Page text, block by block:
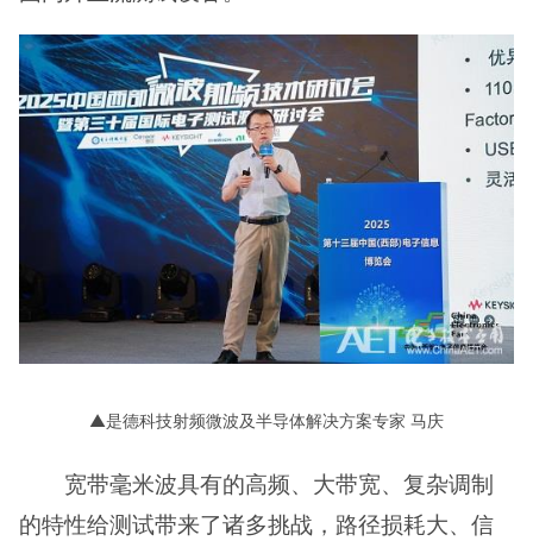
▲是德科技射频微波及半导体解决方案专家 马庆
宽带毫米波具有的高频、大带宽、复杂调制
的特性给测试带来了诸多挑战，路径损耗大、信